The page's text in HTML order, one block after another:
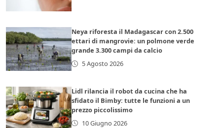
Neya riforesta il Madagascar con 2.500
ettari di mangrovie: un polmone verde
grande 3.300 campi da calcio
5 Agosto 2026
Lidl rilancia il robot da cucina che ha
sfidato il Bimby: tutte le funzioni a un
prezzo piccolissimo
10 Giugno 2026